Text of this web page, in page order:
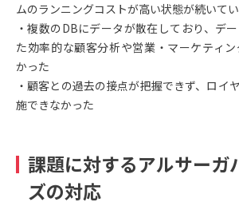
ムのランニングコストが高い状態が続いて
・複数のDBにデータが散在しており、デ
た効率的な顧客分析や営業・マーケティ
かった
・顧客との過去の接点が把握できず、ロイ
施できなかった
課題に対するアルサーガ
ズの対応